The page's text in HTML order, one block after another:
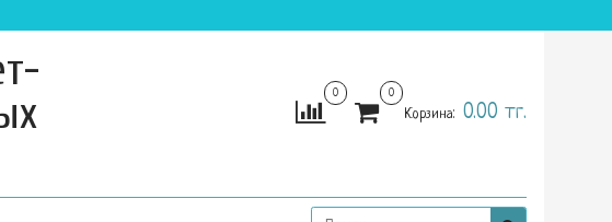
0 0
Корзина: 0.00 тг.